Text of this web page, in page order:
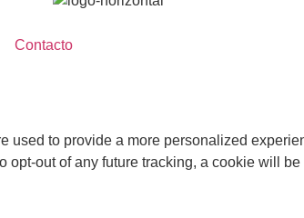
Contacto
used to provide a more personalized
out of any future tracking, a cookie will